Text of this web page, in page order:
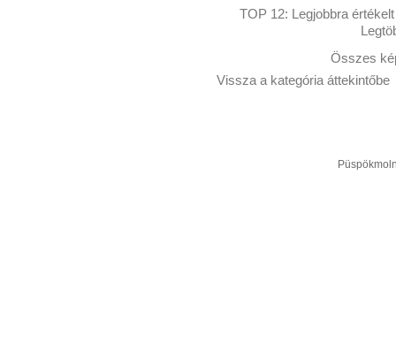
TOP 12: Legjobbra értékelt
Összes
Vissza a kategória áttekintőbe